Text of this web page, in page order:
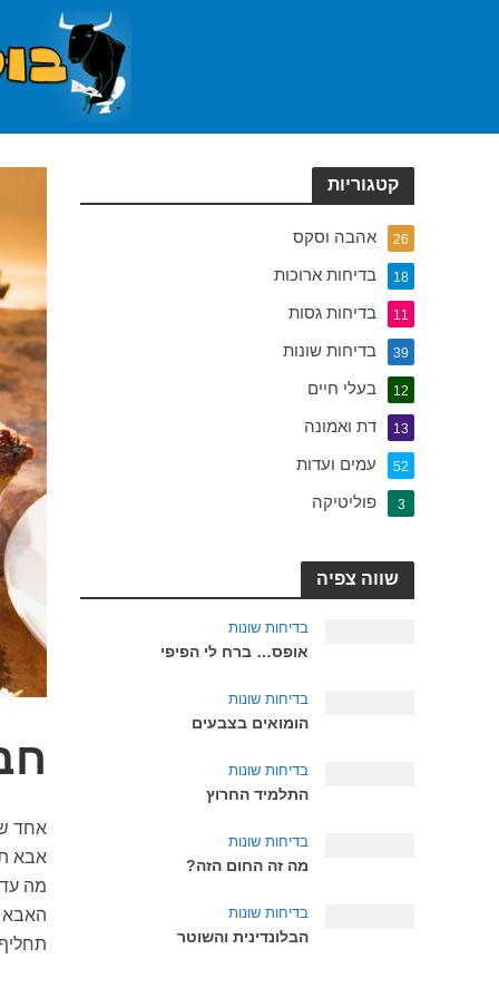
אחד
אבא
מה
האבא
קטגוריות
אהבה וסקס 26
בדיחות ארוכות 18
בדיחות גסות 11
בדיחות שונות 39
בעלי חיים 12
דת ואמונה 13
עמים ועדות 52
פוליטיקה 3
שווה צפיה
בדיחות שונות
אופס… ברח לי הפיפי
בדיחות שונות
הומואים בצבעים
בדיחות שונות
התלמיד החרוץ
בדיחות שונות
מה זה החום הזה?
בדיחות שונות
הבלונדינית והשוטר